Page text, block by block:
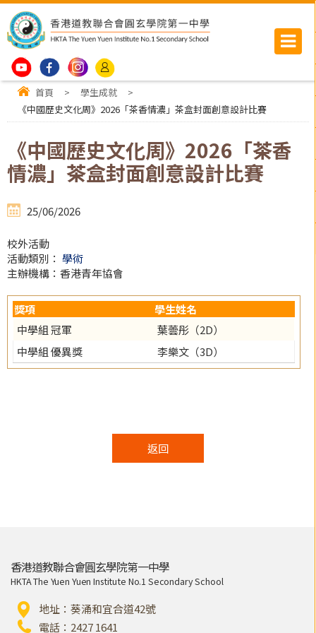
首頁 > 學生成就
>
《中國歷史文化周》2026「茶香情濃」茶盒封面創意設計比賽
《中國歷史文化周》2026「茶香
情濃」茶盒封面創意設計比賽
25/06/2026
校外活動
活動類別： 學術
主辦機構：香港青年協會
獎項
學生姓名
中學組 冠軍
葉蕓彤（2D）
中學組 優異獎
李樂文（3D）
返回
香港道教聯合會圓玄學院第一中學
HKTA The Yuen Yuen Institute No.1 Secondary School
地址：葵涌和宜合道42號
電話：2427 1641